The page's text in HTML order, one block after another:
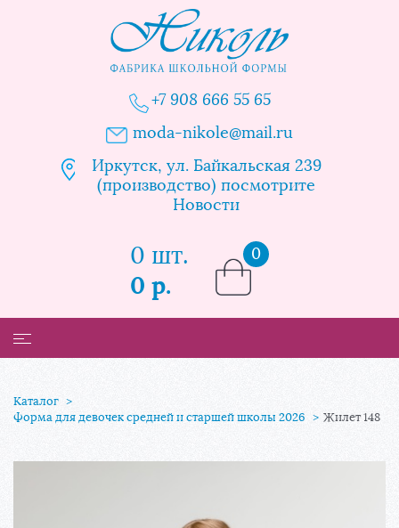
+7 908 666 55 65
moda-nikole@mail.ru
Иркутск, ул. Байкальская 239
(производство) посмотрите
Новости
0 шт.
0 р.
0
Таблица размеров
Снять мерки
Фабрика школьной
Каталог
Форма для девочек средней и старшей школы 2026
Жилет 148